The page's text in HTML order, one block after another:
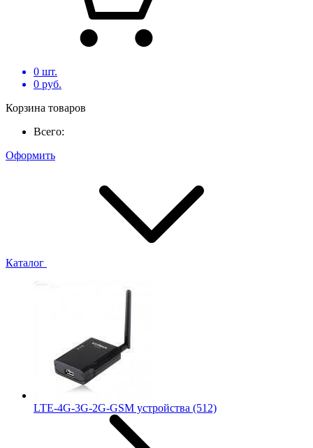
0 шт.
0 руб.
Корзина товаров
Всего:
Оформить
Каталог
LTE-4G-3G-2G-GSM устройства (512)